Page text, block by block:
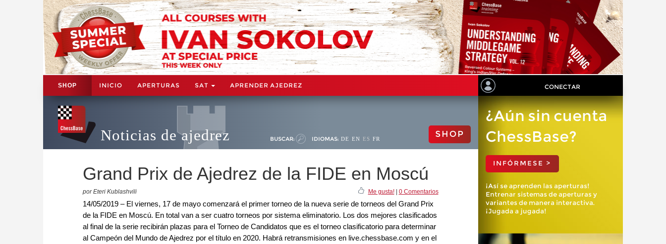
SHOP INICIO APERTURAS SAT APRENDER AJEDREZ CONECTAR
Noticias de ajedrez BUSCAR: IDIOMAS: DE EN ES FR SHOP
Grand Prix de Ajedrez de la FIDE en Moscú
por Eteri Kublashvili Me gusta!| 0 Comentarios
14/05/2019 – El viernes, 17 de mayo comenzará el primer torneo de la nueva serie de torneos del Grand Prix
de la FIDE en Moscú. En total van a ser cuatro torneos por sistema eliminatorio. Los dos mejores clasificados
al final de la serie recibirán plazas para el Torneo de Candidatos que es el torneo clasificatorio para determinar
al Campeón del Mundo de Ajedrez por el título en 2020. Habrá retransmisiones en live.chessbase.com y en el
¿Aún sin cuenta
ChessBase?
INFÓRMESE >
¡Así se aprenden las aperturas!
Entrenar sistemas de aperturas y
variantes de manera interactiva.
¡Jugada a jugada!